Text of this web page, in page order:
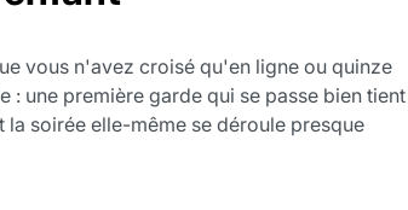
vous n'avez croisé qu'en ligne ou quinze
: une première garde qui se passe bien tient
soirée elle-même se déroule presque